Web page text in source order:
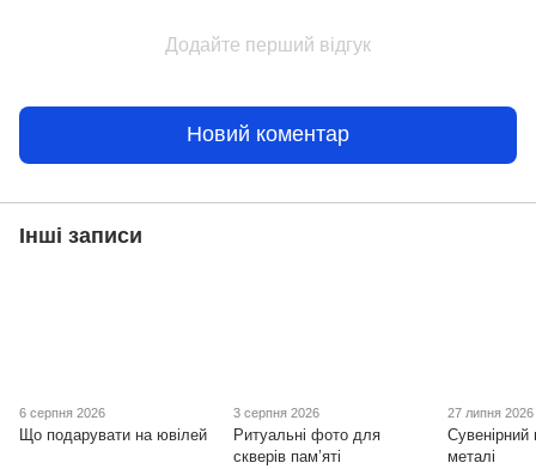
Додайте перший відгук
Новий коментар
Інші записи
6 серпня 2026
Що подарувати на ювілей
3 серпня 2026
Ритуальні фото для
скверів пам’яті
27 липня 2026
Сувенірний
металі